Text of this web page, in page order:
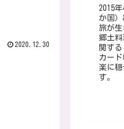
2020.12.30
2015
か国）
旅が生
郷土
関す
カード
楽に
す。